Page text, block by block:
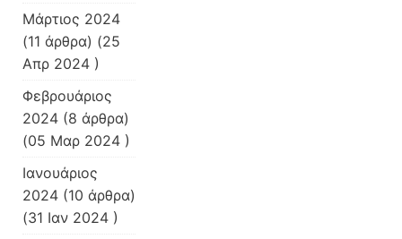
Μάρτιος 2024
(11 άρθρα) (25
Απρ 2024 )
Φεβρουάριος
2024 (8 άρθρα)
(05 Μαρ 2024 )
Ιανουάριος
2024 (10 άρθρα)
(31 Ιαν 2024 )